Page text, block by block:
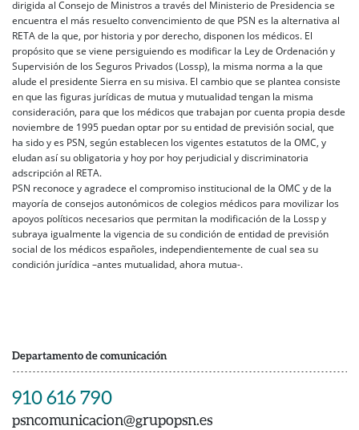
dirigida al Consejo de Ministros a través del Ministerio de Presidencia se
encuentra el más resuelto convencimiento de que PSN es la alternativa al
RETA de la que, por historia y por derecho, disponen los médicos. El
propósito que se viene persiguiendo es modificar la Ley de Ordenación y
Supervisión de los Seguros Privados (Lossp), la misma norma a la que
alude el presidente Sierra en su misiva. El cambio que se plantea consiste
en que las figuras jurídicas de mutua y mutualidad tengan la misma
consideración, para que los médicos que trabajan por cuenta propia desde
noviembre de 1995 puedan optar por su entidad de previsión social, que
ha sido y es PSN, según establecen los vigentes estatutos de la OMC, y
eludan así su obligatoria y hoy por hoy perjudicial y discriminatoria
adscripción al RETA.
PSN reconoce y agradece el compromiso institucional de la OMC y de la
mayoría de consejos autonómicos de colegios médicos para movilizar los
apoyos políticos necesarios que permitan la modificación de la Lossp y
subraya igualmente la vigencia de su condición de entidad de previsión
social de los médicos españoles, independientemente de cual sea su
condición jurídica –antes mutualidad, ahora mutua-.
Departamento de comunicación
910 616 790
psncomunicacion@grupopsn.es